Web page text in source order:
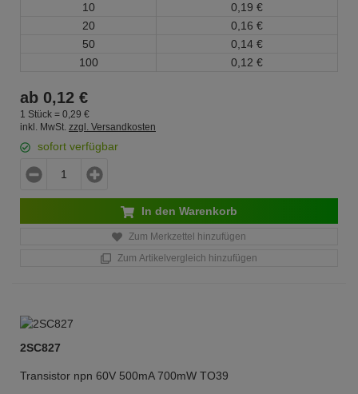
10
0, 19 €
20
0, 16 €
50
0, 14 €
100
0, 12 €
ab 0,12 €
1 Stück = 0, 29 €
inkl. MwSt. zzgl. Versandkosten
sofort verfügbar
In den Warenkorb
Zum Merkzettel hinzufügen
Zum Artikelvergleich hinzufügen
2SC827
Transistor npn 60V 500mA 700mW TO39